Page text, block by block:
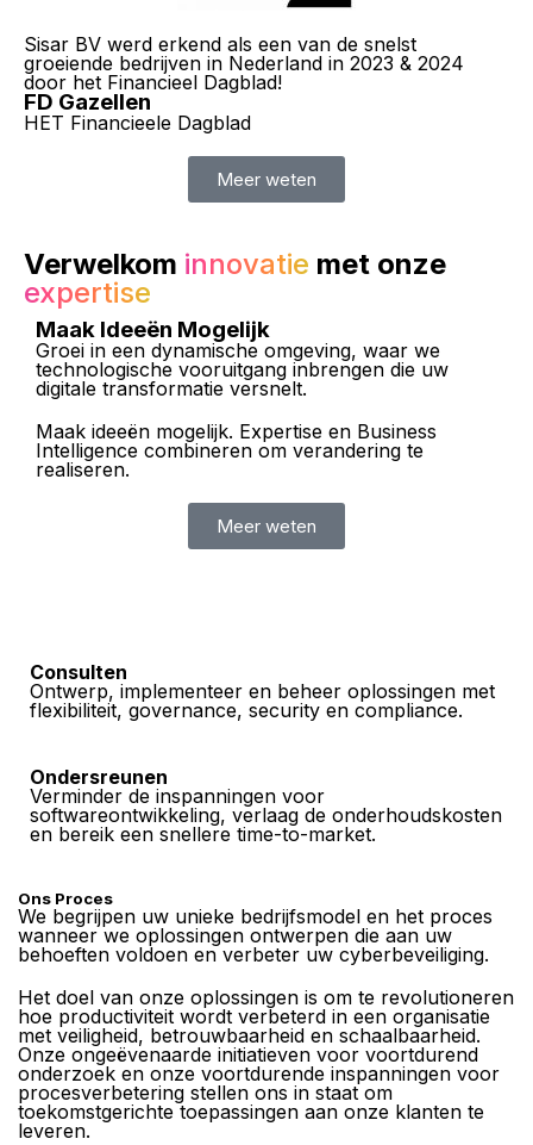
Sisar BV werd erkend als een van de snelst
groeiende bedrijven in Nederland in 2023 & 2024
door het Financieel Dagblad!
FD Gazellen
HET Financieele Dagblad
Meer weten
Verwelkom innovatie met onze
expertise
Maak Ideeën Mogelijk
Groei in een dynamische omgeving, waar we
technologische vooruitgang inbrengen die uw
digitale transformatie versnelt.
Maak ideeën mogelijk. Expertise en Business
Intelligence combineren om verandering te
realiseren.
Meer weten
Consulten
Ontwerp, implementeer en beheer oplossingen met
flexibiliteit, governance, security en compliance.
Ondersreunen
Verminder de inspanningen voor
softwareontwikkeling, verlaag de onderhoudskosten
en bereik een snellere time-to-market.
Ons Proces
We begrijpen uw unieke bedrijfsmodel en het proces
wanneer we oplossingen ontwerpen die aan uw
behoeften voldoen en verbeter uw cyberbeveiliging.
Het doel van onze oplossingen is om te revolutioneren
hoe productiviteit wordt verbeterd in een organisatie
met veiligheid, betrouwbaarheid en schaalbaarheid.
Onze ongeëvenaarde initiatieven voor voortdurend
onderzoek en onze voortdurende inspanningen voor
procesverbetering stellen ons in staat om
toekomstgerichte toepassingen aan onze klanten te
leveren.